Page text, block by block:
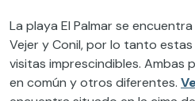
La playa El Palmar se
Vejer y Conil, por lo tanto
visitas imprescindibles. Ambas
en común y otros diferentes.